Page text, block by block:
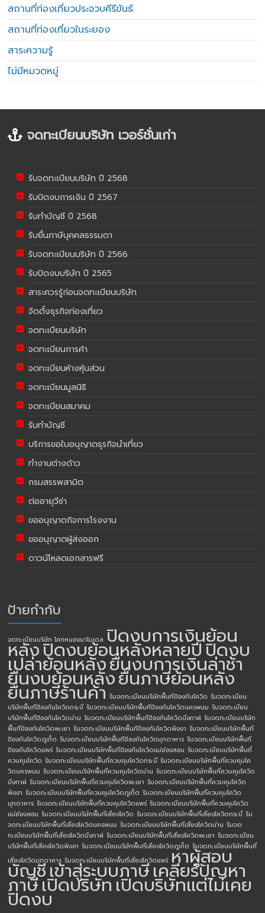
สถานที่ท่องเที่ยวประจวบคีรีขันธ์
สถานที่ท่องเที่ยวในระยอง
สาระความรู้
ไม่มีหมวดหมู่
จดทะเบียนบริษัท เวอร์ชั่นเก่า
รับจดทะเบียนบริษัท ปี 2568
รับปิดงบการเงิน ปี 2567
รับทำบัญชี ปี 2568
รับยื่นภาษีบุคคลธรรมดา
รับจดทะเบียนบริษัท ปี 2566
รับปิดงบบริษัท ปี 2565
สาระควรรู้ก่อนจดทะเบียนบริษัท
จัดตั้งธุรกิจท่องเที่ยว
จดทะเบียนบริษัท
จดทะเบียนการค้า
จดทะเบียนห้างหุ้นส่วน
จดทะเบียนมูลนิธิ
จดทะเบียนสมาคม
รับทำบัญชี
บริการขอใบอนุญาตธุรกิจนำเที่ยว
ทำงานต่างด้าว
กรมสรรพสามิต
ต่ออายุวีซ่า
ขออนุญาตกิจการโรงงาน
ขออนุญาตผู้ส่งออก
ดาวน์โหลดเอกสารฟรี
ป้ายกำกับ
จดทะเบียนบริษัท โคกหนองนาโมเดล ปิดงบการเงินย้อน
หลังปิดงบย้อนหลังหลายปีปิดงบ
เปล่าย้อนหลังยื่นงบการเงินล่าช้า
ยื่นงบย้อนหลังยื่นภาษีย้อนหลัง
ยื่นภาษีร้านค้า รับจดทะเบียนบริษัทพื้นทีป้องกันโควิด รับจดทะเบียน
บริษัทพื้นทีป้องกันโควิดกระบี่ รับจดทะเบียนบริษัทพื้นทีป้องกันโควิดนครพนม รับจดทะเบียน
บริษัทพื้นทีป้องกันโควิดน่าน รับจดทะเบียนบริษัทพื้นทีป้องกันโควิดบึงกาฬ รับจดทะเบียนบริษัท
พื้นทีป้องกันโควิดพะเยา รับจดทะเบียนบริษัทพื้นทีป้องกันโควิดพังงา รับจดทะเบียนบริษัทพื้นที
ป้องกันโควิดภูเก็ต รับจดทะเบียนบริษัทพื้นทีป้องกันโควิดมุกดาหาร รับจดทะเบียนบริษัทพื้นที
ป้องกันโควิดแพร่ รับจดทะเบียนบริษัทพื้นทีป้องกันโควิดแม่ฮ่องสอน รับจดทะเบียนบริษัทพื้นที่
ควบคุมโควิด รับจดทะเบียนบริษัทพื้นที่ควบคุมโควิดกระบี่ รับจดทะเบียนบริษัทพื้นที่ควบคุมโค
วิดนครพนม รับจดทะเบียนบริษัทพื้นที่ควบคุมโควิดน่าน รับจดทะเบียนบริษัทพื้นที่ควบคุมโควิด
บึงกาฬ รับจดทะเบียนบริษัทพื้นที่ควบคุมโควิดพะเยา รับจดทะเบียนบริษัทพื้นที่ควบคุมโควิด
พังงา รับจดทะเบียนบริษัทพื้นที่ควบคุมโควิดภูเก็ต รับจดทะเบียนบริษัทพื้นที่ควบคุมโควิด
มุกดาหาร รับจดทะเบียนบริษัทพื้นที่ควบคุมโควิดแพร่ รับจดทะเบียนบริษัทพื้นที่ควบคุมโควิด
แม่ฮ่องสอน รับจดทะเบียนบริษัทพื้นที่เสี่ยงโควิด รับจดทะเบียนบริษัทพื้นที่เสี่ยงโควิดกระบี่ รับ
จดทะเบียนบริษัทพื้นที่เสี่ยงโควิดนครพนม รับจดทะเบียนบริษัทพื้นที่เสี่ยงโควิดน่าน รับจด
ทะเบียนบริษัทพื้นที่เสี่ยงโควิดบึงกาฬ รับจดทะเบียนบริษัทพื้นที่เสี่ยงโควิดพะเยา รับจดทะเบียน
บริษัทพื้นที่เสี่ยงโควิดพังงา รับจดทะเบียนบริษัทพื้นที่เสี่ยงโควิดภูเก็ต รับจดทะเบียนบริษัทพื้นที่
เสี่ยงโควิดมุกดาหาร รับจดทะเบียนบริษัทพื้นที่เสี่ยงโควิดแพร่ หาผู้สอบ
บัญชีเข้าสู่ระบบภาษีเคลียร์ปัญหา
ภาษีเปิดบริษัทเปิดบริษัทแต่ไม่เคย
ปิดงบ